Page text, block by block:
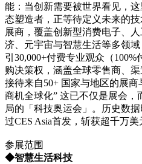
能：当创新需要被世界看见，
态塑造者，正等待定义未来的
展商，覆盖创新型消费电子、
济、元宇宙与智慧生活等多领
引30,000+付费专业观众（
购决策权，涵盖全球零售商、
接待来自50+ 国家与地区的展商
商机全球化” 这已不仅是展会，
局的「科技奥运会」。历史数
过CES Asia首发，斩获超千万美
参展范围
◆智慧生活科技